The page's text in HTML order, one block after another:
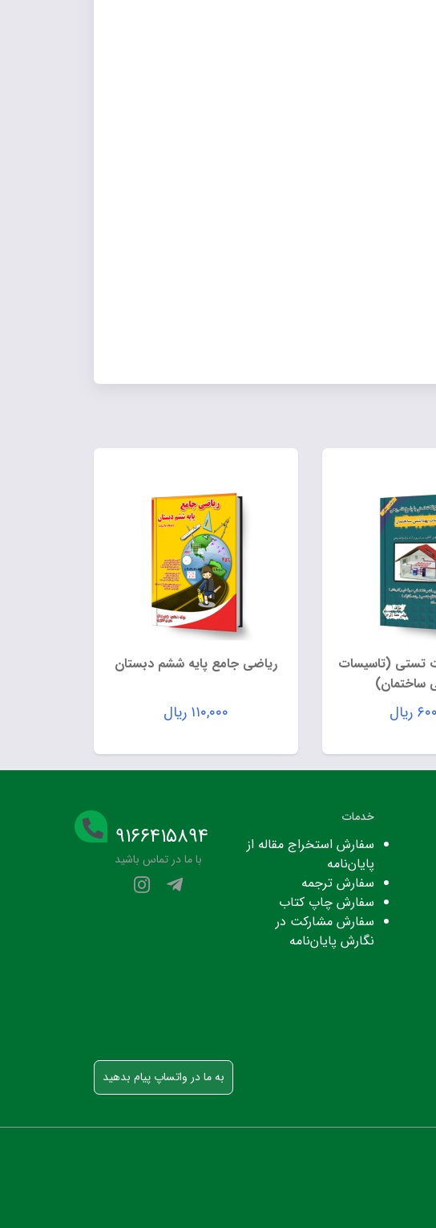
تستی (تاسیسات
ساختمان)
ریال
ریاضی جامع پایه ششم دبستان
۱۱۰,۰۰۰ ریال
خدمات
سفارش استخراج مقاله از
پایان‌نامه
سفارش ترجمه
سفارش چاپ کتاب
سفارش مشارکت در
نگارش پایان‌نامه
۹۱۶۶۴۱۵۸۹۴
با ما در تماس باشید
به ما در واتساپ پیام بدهید